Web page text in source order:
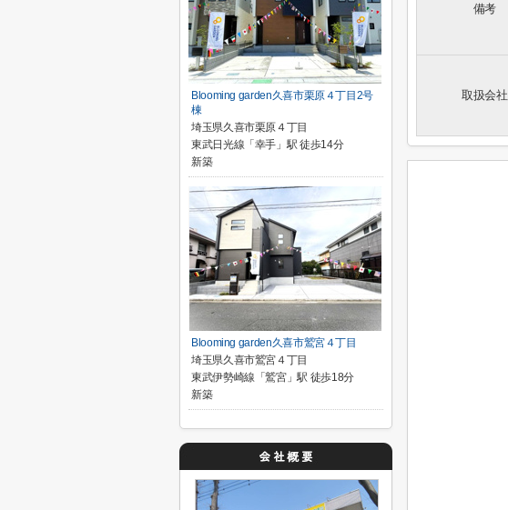
備考
取扱会社
Blooming garden久喜市栗原４丁目2号
棟
埼玉県久喜市栗原４丁目
東武日光線「幸手」駅 徒歩14分
新築
Blooming garden久喜市鷲宮４丁目
埼玉県久喜市鷲宮４丁目
東武伊勢崎線「鷲宮」駅 徒歩18分
新築